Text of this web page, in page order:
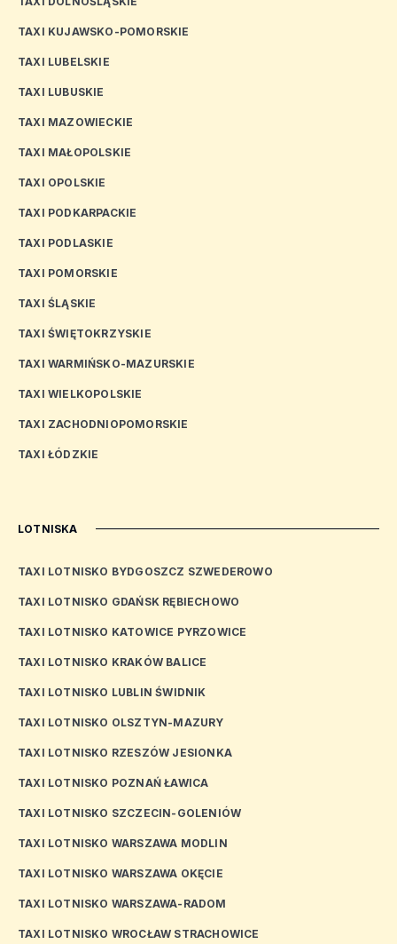
TAXI KUJAWSKO-POMORSKIE
TAXI LUBELSKIE
TAXI LUBUSKIE
TAXI MAZOWIECKIE
TAXI MAŁOPOLSKIE
TAXI OPOLSKIE
TAXI PODKARPACKIE
TAXI PODLASKIE
TAXI POMORSKIE
TAXI ŚLĄSKIE
TAXI ŚWIĘTOKRZYSKIE
TAXI WARMIŃSKO-MAZURSKIE
TAXI WIELKOPOLSKIE
TAXI ZACHODNIOPOMORSKIE
TAXI ŁÓDZKIE
LOTNISKA
TAXI LOTNISKO BYDGOSZCZ SZWEDEROWO
TAXI LOTNISKO GDAŃSK RĘBIECHOWO
TAXI LOTNISKO KATOWICE PYRZOWICE
TAXI LOTNISKO KRAKÓW BALICE
TAXI LOTNISKO LUBLIN ŚWIDNIK
TAXI LOTNISKO OLSZTYN-MAZURY
TAXI LOTNISKO RZESZÓW JESIONKA
TAXI LOTNISKO POZNAŃ ŁAWICA
TAXI LOTNISKO SZCZECIN-GOLENIÓW
TAXI LOTNISKO WARSZAWA MODLIN
TAXI LOTNISKO WARSZAWA OKĘCIE
TAXI LOTNISKO WARSZAWA-RADOM
TAXI LOTNISKO WROCŁAW STRACHOWICE